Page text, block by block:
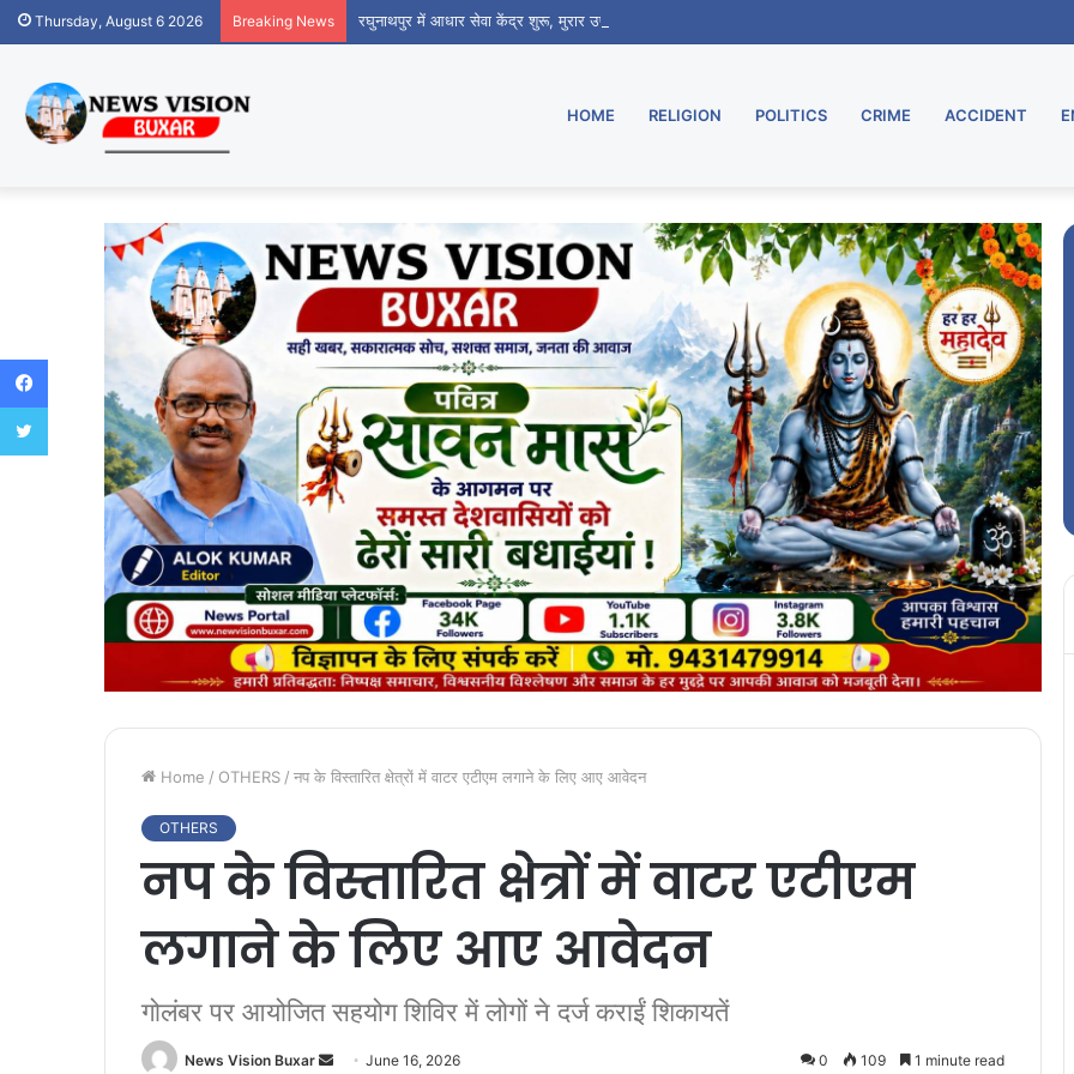
Thursday, August 6 2026 Breaking News रघुनाथपुर में आधार सेवा केंद्र शुरू, मुरार उपडाकघर नए भवन में हुआ स्थानांतरित
HOME RELIGION POLITICS CRIME ACCIDENT
Home / OTHERS / नप के विस्तारित क्षेत्रों में वाटर एटीएम लगाने के लिए आए आवेदन
OTHERS
नप के विस्तारित क्षेत्रों में वाटर एटीएम
लगाने के लिए आए आवेदन
गोलंबर पर आयोजित सहयोग शिविर में लोगों ने दर्ज कराईं शिकायतें
News Vision Buxar June 16, 2026 0 109 1 minute read
Facebook